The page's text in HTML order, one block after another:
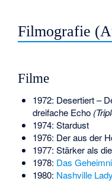
Filmografie
Filme
1972: Desertiert –
dreifache Echo
1974: Stardust
1976: Der aus der
1977: Stärker als
1978: Das
1980: Nashville Lady